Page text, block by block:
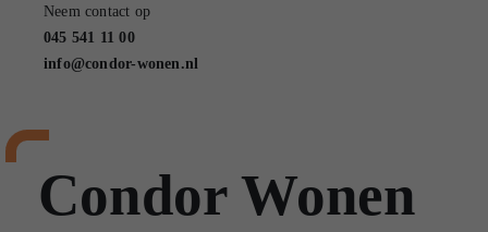
Neem contact op
045 541 11 00
info@condor-wonen.nl
Condor Wonen